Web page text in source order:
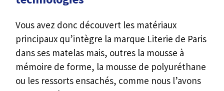
Vous avez donc découvert les matériaux
principaux qu’intègre la marque Literie de Paris
dans ses matelas mais, outres la mousse à
mémoire de forme, la mousse de polyuréthane
ou les ressorts ensachés, comme nous l’avons